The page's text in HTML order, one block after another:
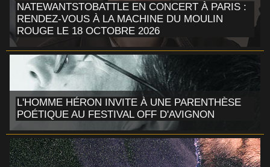
NATEWANTSTOBATTLE EN CONCERT À PARIS :
RENDEZ-VOUS À LA MACHINE DU MOULIN
ROUGE LE 18 OCTOBRE 2026
L'HOMME HÉRON INVITE À UNE PARENTHÈSE
POÉTIQUE AU FESTIVAL OFF D'AVIGNON